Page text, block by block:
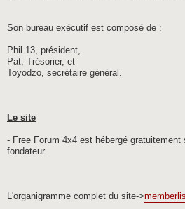
Son bureau exécutif est composé de :
Phil 13, président,
Pat, Trésorier, et
Toyodzo, secrétaire général.
Le site
- Free Forum 4x4 est hébergé
fondateur.
L'organigramme complet du site->